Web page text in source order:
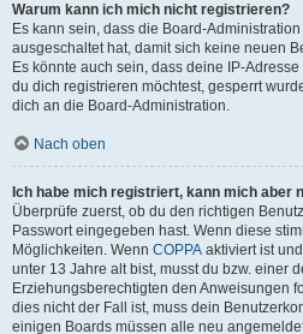
Warum kann ich mich nicht registrieren?
Es kann sein, dass die Board-
ausgeschaltet hat, damit sich keine neuen
Es könnte auch sein, dass deine IP-
du dich registrieren möchtest, gesperrt
dich an die Board-Administration.
Nach oben
Ich habe mich registriert, kann mich aber
Überprüfe zuerst, ob du den richtigen
Passwort eingegeben hast. Wenn diese
Möglichkeiten. Wenn COPPA aktiviert ist
unter 13 Jahre alt bist, musst du bzw. einer
Erziehungsberechtigten den Anweisungen
dies nicht der Fall ist, muss dein
einigen Boards müssen alle neu